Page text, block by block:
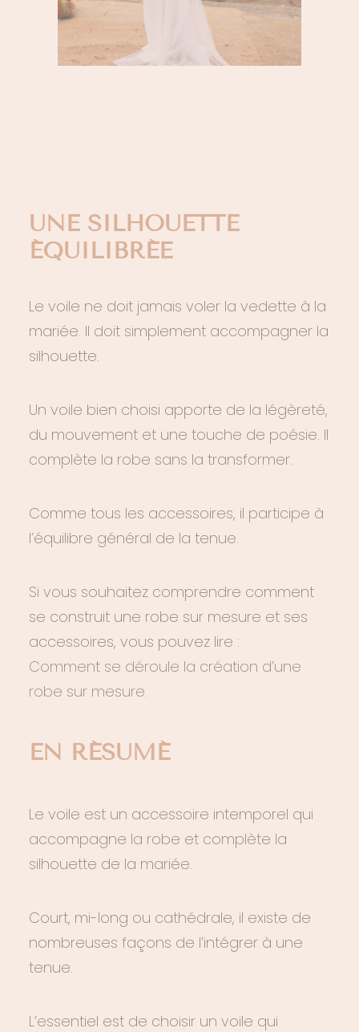
UNE SILHOUETTE
ÉQUILIBRÉE
Le voile ne doit jamais voler la vedette à la
mariée. Il doit simplement accompagner la
silhouette.
Un voile bien choisi apporte de la légèreté,
du mouvement et une touche de poésie. Il
complète la robe sans la transformer.
Comme tous les accessoires, il participe à
l’équilibre général de la tenue.
Si vous souhaitez comprendre comment
se construit une robe sur mesure et ses
accessoires, vous pouvez lire :
Comment se déroule la création d’une
robe sur mesure.
EN RÉSUMÉ
Le voile est un accessoire intemporel qui
accompagne la robe et complète la
silhouette de la mariée.
Court, mi-long ou cathédrale, il existe de
nombreuses façons de l’intégrer à une
tenue.
L’essentiel est de choisir un voile qui